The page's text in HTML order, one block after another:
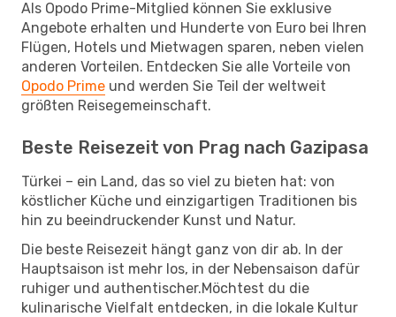
Als Opodo Prime-Mitglied können Sie exklusive
Angebote erhalten und Hunderte von Euro bei Ihren
Flügen, Hotels und Mietwagen sparen, neben vielen
anderen Vorteilen. Entdecken Sie alle Vorteile von
Opodo Prime und werden Sie Teil der weltweit
größten Reisegemeinschaft.
Beste Reisezeit von Prag nach Gazipasa
Türkei – ein Land, das so viel zu bieten hat: von
köstlicher Küche und einzigartigen Traditionen bis
hin zu beeindruckender Kunst und Natur.
Die beste Reisezeit hängt ganz von dir ab. In der
Hauptsaison ist mehr los, in der Nebensaison dafür
ruhiger und authentischer.Möchtest du die
kulinarische Vielfalt entdecken, in die lokale Kultur